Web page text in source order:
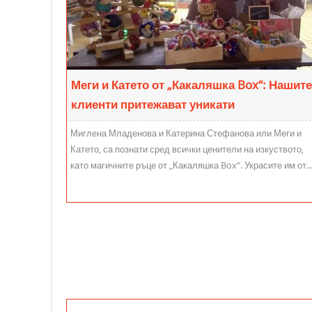
Меги и Катето от „Какаляшка Box“: Нашите
клиенти притежават уникати
Миглена Младенова и Катерина Стефанова или Меги и
Катето, са познати сред всички ценители на изкуството,
като магичните ръце от „Какаляшка Box“. Украсите им от...